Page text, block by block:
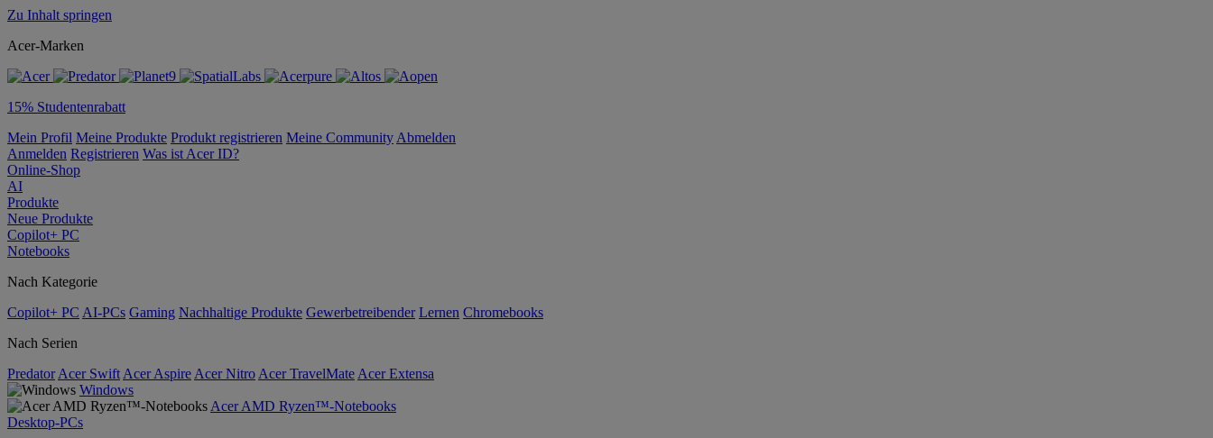
Zu Inhalt springen
Acer-Marken
15% Studentenrabatt
Mein Profil Meine Produkte Produkt registrieren Meine Community Abmelden
Anmelden Registrieren Was ist Acer ID?
Online-Shop
AI
Produkte
Neue Produkte
Copilot+ PC
Notebooks
Nach Kategorie
Copilot+ PC AI-PCs Gaming Nachhaltige Produkte Gewerbetreibender Lernen Chromebooks
Nach Serien
Predator Acer Swift Acer Aspire Acer Nitro Acer TravelMate Acer Extensa
Windows
Acer AMD Ryzen™-Notebooks
Desktop-PCs